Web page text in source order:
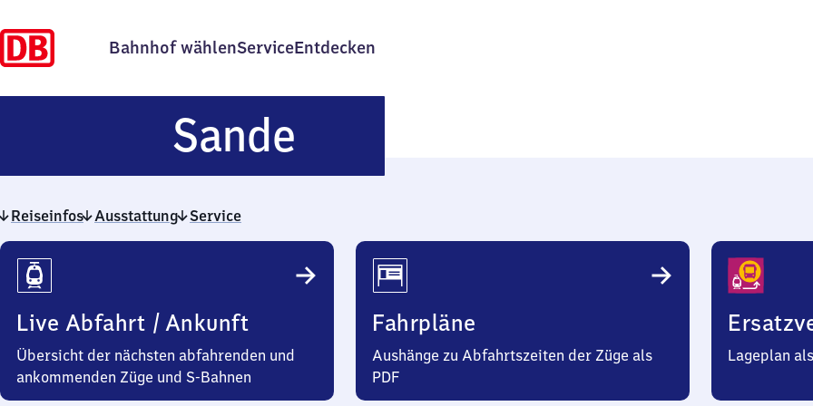
Bahnhof wählenServiceEntdecken
Sande
Reiseinfos Ausstattung Service
Reiseinfos
Live Abfahrt / Ankunft
Übersicht der nächsten abfahrenden und
ankommenden Züge und S-Bahnen
Fahrpläne
Aushänge zu Abfahrtszeiten der Züge als
PDF
Lageplan